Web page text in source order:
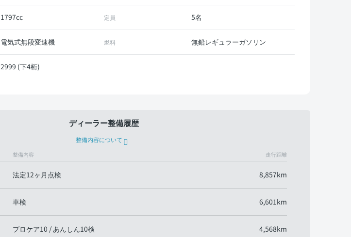
1797cc 定員 5名
電気式無段変速機 燃料 無鉛レギュラーガソリン
2999 (下4桁)
ディーラー整備履歴
整備内容について
整備内容 走行距離
法定12ヶ月点検 8,857km
車検 6,601km
プロケア10 / あんしん10検 4,568km